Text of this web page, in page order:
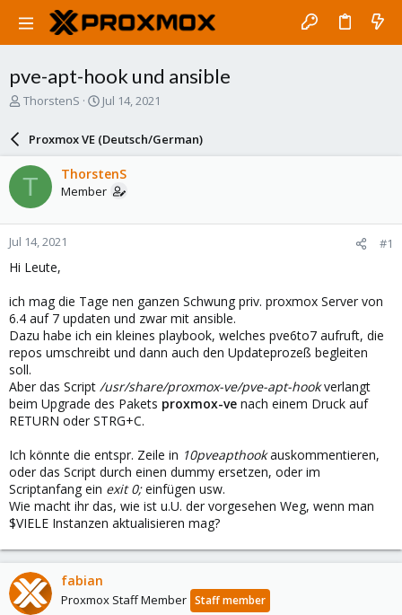
pve-apt-hook und ansible
T
a
d
t
a
r
t
e
ThorstenS
S
a
r
d
a
e
Jul 14, 2021
Proxmox VE (Deutsch/German)
T ThorstenS
Member
Jul 14, 2021 #1
Hi Leute,
ich mag die Tage nen ganzen Schwung priv. proxmox Server von
6.4 auf 7 updaten und zwar mit ansible.
Dazu habe ich ein kleines playbook, welches pve6to7 aufruft, die
repos umschreibt und dann auch den Updateprozeß begleiten
soll.
Aber das Script /usr/share/proxmox-ve/pve-apt-hookverlangt
beim Upgrade des Pakets proxmox-ve nach einem Druck auf
RETURN oder STRG+C.
Ich könnte die entspr. Zeile in 10pveapthookauskommentieren,
oder das Script durch einen dummy ersetzen, oder im
Scriptanfang ein exit 0;einfügen usw.
Wie macht ihr das, wie ist u.U. der vorgesehen Weg, wenn man
$VIELE Instanzen aktualisieren mag?
fabian
Proxmox Staff Member Staff member